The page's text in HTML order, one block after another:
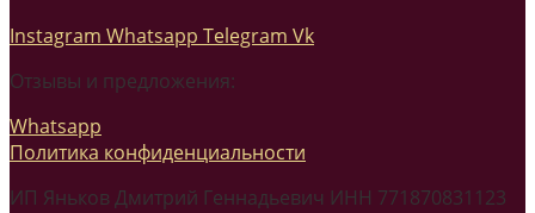
Instagram Whatsapp Telegram Vk
Отзывы и предложения:
Whatsapp
Политика конфиденциальности
ИП Яньков Дмитрий Геннадьевич ИНН 771870831123